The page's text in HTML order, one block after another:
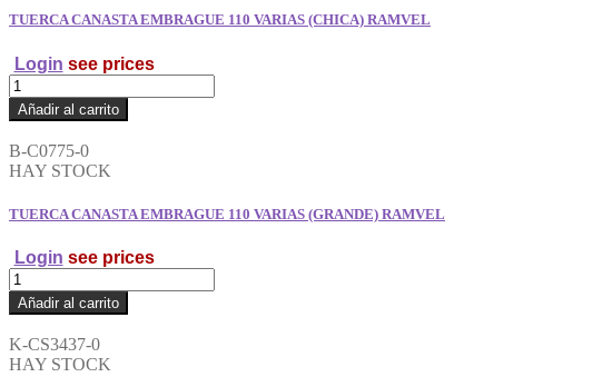
cantidad
TUERCA CANASTA EMBRAGUE 110 VARIAS (CHICA) RAMVEL
Login see prices
TUERCA
CANASTA
EMBRAGUE
110
VARIAS
(CHICA)
cantidad
Añadir al carrito
B-C0775-0
HAY STOCK
TUERCA CANASTA EMBRAGUE 110 VARIAS (GRANDE) RAMVEL
Login see prices
TUERCA
CANASTA
EMBRAGUE
110
VARIAS
(GRANDE)
Añadir al carrito
K-CS3437-0
HAY STOCK